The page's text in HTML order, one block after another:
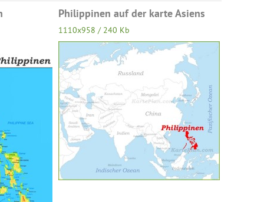
Philippinen auf der karte Asiens
1110x958 / 240 Kb